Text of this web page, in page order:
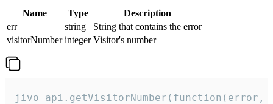
Name Type
Description
err
string
String that contains the error
visitorNumber integer Visitor's number
jivo_api.getVisitorNumber(function(error,